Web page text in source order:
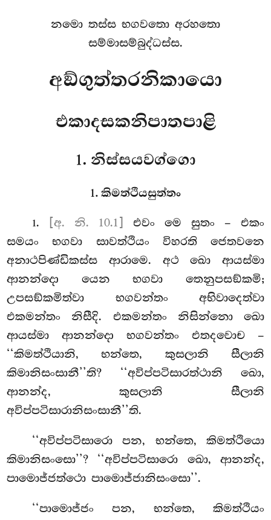
නමො තස්ස භගවතො අරහතො
සම්මාසම්බුද්ධස්ස.
අඞ්ගුත්තරනිකායො
එකාදසකනිපාතපාළි
1. නිස්සයවග්ගො
1. කිමත්ථියසුත්තං
1. [අ. නි. 10.1] එවං මෙ සුතං – එකං
සමයං භගවා සාවත්ථියං විහරති ජෙතවනෙ
අනාථපිණ්ඩිකස්ස ආරාමෙ. අථඛො ආයස්මා
ආනන්දො යෙන භගවා තෙනුපසඞ්කමි;
උපසඞ්කමිත්වා භගවන්තං අභිවාදෙත්වා
එකමන්තං නිසීදි. එකමන්තං නිසින්නො ඛො
ආයස්මා ආනන්දො භගවන්තං එතදවොච –
‘‘කිමත්ථියානි, භන්තෙ, කුසලානි සීලානි
කිමානිසංසානී’’ති? ‘‘අවිප්පටිසාරත්ථානි ඛො,
ආනන්ද, කුසලානි සීලානි
අවිප්පටිසාරානිසංසානී’’ති.
‘‘අවිප්පටිසාරොපන, භන්තෙ, කිමත්ථියො
කිමානිසංසො’’? ‘‘අවිප්පටිසාරො ඛො, ආනන්ද,
පාමොජ්ජත්ථො පාමොජ්ජානිසංසො’’.
‘‘පාමොජ්ජං පන, භන්තෙ, කිමත්ථියං